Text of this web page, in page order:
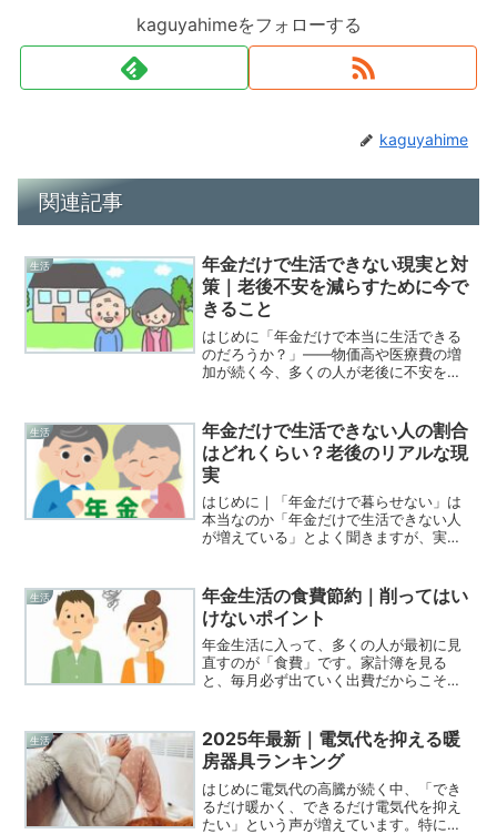
kaguyahimeをフォローする
kaguyahime
関連記事
生活
年金だけで生活できない現実と対
策｜老後不安を減らすために今で
きること
はじめに「年金だけで本当に生活できる
のだろうか？」――物価高や医療費の増
加が続く今、多くの人が老後に不安を感
整理し、今日から実践できる具体的な対
策を分かりやすく解説しま...
生活
年金だけで生活できない人の割合
はどれくらい？老後のリアルな現
実
はじめに｜「年金だけで暮らせない」は
本当なのか「年金だけで生活できない人
が増えている」とよく聞きますが、実際
記事では、 年金だけで生活できない人の
割合 なぜ多くの人が不...
生活
年金生活の食費節約｜削ってはい
けないポイント
年金生活に入って、多くの人が最初に見
直すのが「食費」です。家計簿を見る
と、毎月必ず出ていく出費だからこそ、
の削り方を間違えると、生活が一気に苦
しくなります。この記事...
生活
2025年最新｜電気代を抑える暖
房器具ランキング
はじめに電気代の高騰が続く中、「でき
るだけ暖かく、できるだけ電気代を抑え
たい」という声が増えています。特に冬